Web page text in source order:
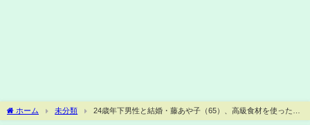
ホーム 未分類
24歳年下男性と結婚・藤あや子（65）、高級食材を使った2
人分の“おうちごはん”披露(ABEMA TIMES)